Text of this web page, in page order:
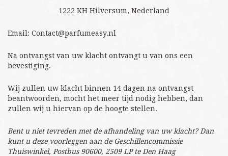
1222 KH Hilversum, Nederland
Email: Contact@parfumeasy.nl
Na ontvangst van uw klacht ontvangt u van ons een
bevestiging.
Wij zullen uw klacht binnen 14 dagen na ontvangst
beantwoorden, mocht het meer tijd nodig hebben, dan
zullen wij u hiervan op de hoogte stellen.
Bent u niet tevreden met de afhandeling van uw klacht? Dan
kunt u deze voorleggen aan de Geschillencommissie
Thuiswinkel, Postbus 90600, 2509 LP te Den Haag